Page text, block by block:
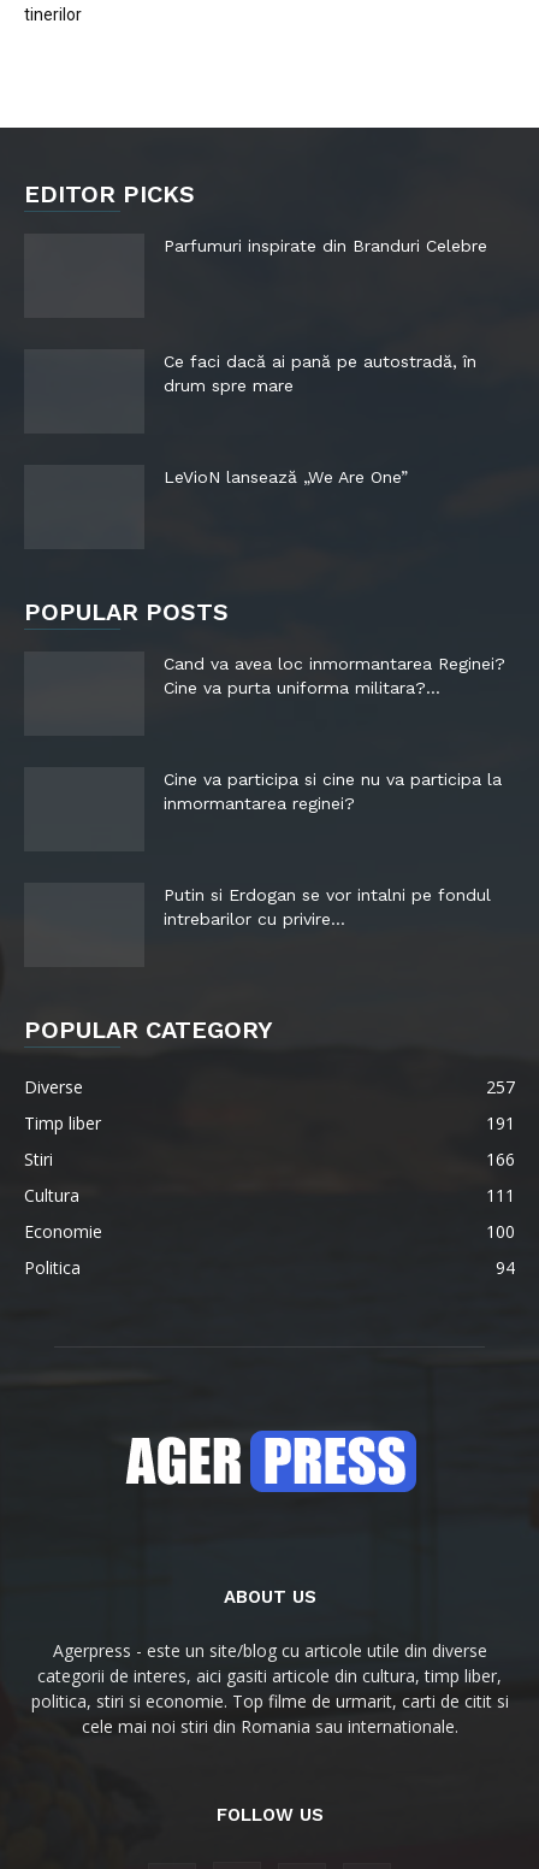
tinerilor
EDITOR PICKS
Parfumuri inspirate din Branduri Celebre
Ce faci dacă ai pană pe autostradă, în
drum spre mare
LeVioN lansează „We Are One”
POPULAR POSTS
Cand va avea loc inmormantarea Reginei?
Cine va purta uniforma militara?...
Cine va participa si cine nu va participa la
inmormantarea reginei?
Putin si Erdogan se vor intalni pe fondul
intrebarilor cu privire...
POPULAR CATEGORY
Diverse
257
Timp liber
191
Stiri
166
Cultura
111
Economie
100
Politica
94
ABOUT US
Agerpress - este un site/blog cu articole utile din diverse
categorii de interes, aici gasiti articole din cultura, timp liber,
politica, stiri si economie. Top filme de urmarit, carti de citit si
cele mai noi stiri din Romania sau internationale.
FOLLOW US